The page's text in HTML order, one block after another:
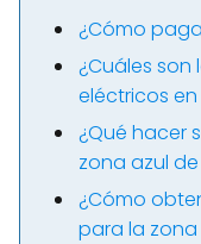
¿Cómo
¿Cuáles
eléctricos
¿Qué hacer
zona azul
¿Cómo
para la